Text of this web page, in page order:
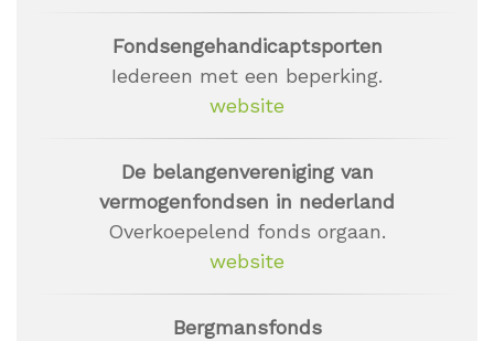
Fondsengehandicaptsporten
Iedereen met een beperking.
website
De belangenvereniging van
vermogenfondsen in nederland
Overkoepelend fonds orgaan.
website
Bergmansfonds